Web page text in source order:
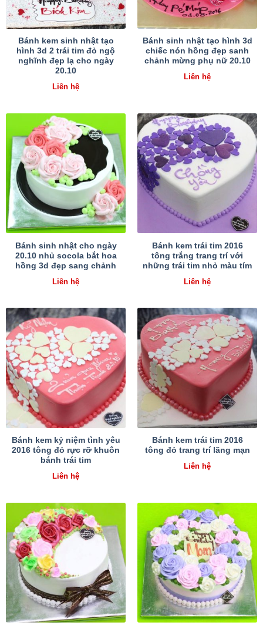
Bánh kem sinh nhật tạo
hình 3d 2 trái tim đỏ ngộ
nghĩnh đẹp lạ cho ngày
20.10
Liên hệ
Bánh sinh nhật tạo hình 3d
chiếc nón hồng đẹp sanh
chảnh mừng phụ nữ 20.10
Liên hệ
Bánh sinh nhật cho ngày
20.10 nhủ socola bắt hoa
hồng 3d đẹp sang chảnh
Liên hệ
Bánh kem trái tim 2016
tông trắng trang trí với
những trái tim nhỏ màu tím
Liên hệ
Bánh kem kỷ niệm tình yêu
2016 tông đỏ rực rỡ khuôn
bánh trái tim
Liên hệ
Bánh kem trái tim 2016
tông đỏ trang trí lãng mạn
Liên hệ